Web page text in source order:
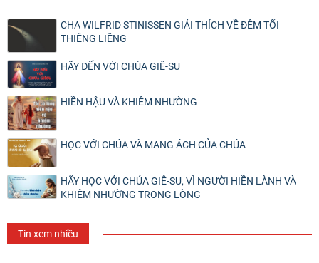
CHA WILFRID STINISSEN GIẢI THÍCH VỀ ĐÊM TỐI
THIÊNG LIÊNG
HÃY ĐẾN VỚI CHÚA GIÊ-SU
HIỀN HẬU VÀ KHIÊM NHƯỜNG
HỌC VỚI CHÚA VÀ MANG ÁCH CỦA CHÚA
HÃY HỌC VỚI CHÚA GIÊ-SU, VÌ NGƯỜI HIỀN LÀNH VÀ
KHIÊM NHƯỜNG TRONG LÒNG
Tin xem nhiều